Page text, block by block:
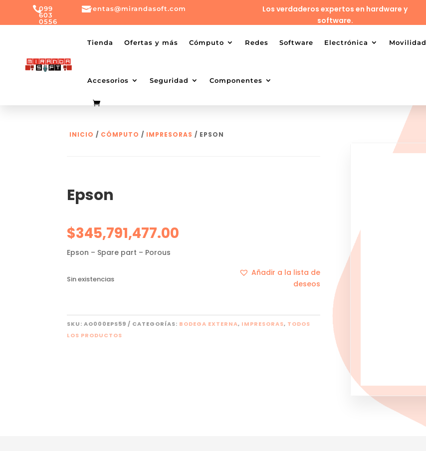
099
603
0556
0556
ventas@mirandasoft.com
mailto:ventas@mirandasoft.com
Los verdaderos expertos en hardware y
software.
Tienda Ofertas y más Cómputo Redes Software Electrónica Movilidad
Accesorios Seguridad Componentes
INICIO / CÓMPUTO / IMPRESORAS / EPSON
Epson
$345,791,477.00
Epson – Spare part – Porous
Sin existencias
Añadir a la lista de
deseos
SKU:AO000EPS59 CATEGORÍAS: BODEGA EXTERNA, IMPRESORAS, TODOS
LOS PRODUCTOS